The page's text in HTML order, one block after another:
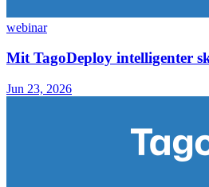
webinar
Mit TagoDeploy intelligenter
Jun 23, 2026